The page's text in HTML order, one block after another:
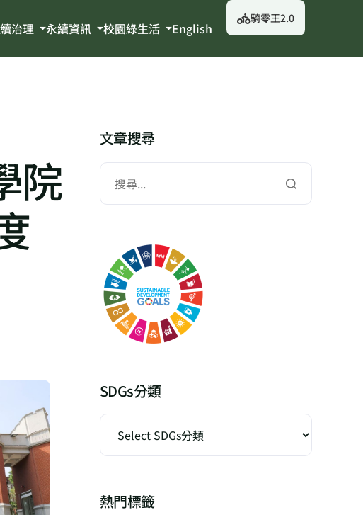
治理 永續資訊 校園綠生活 English
騎零王2.0
院
文章搜尋
SDGs分類
熱門標籤